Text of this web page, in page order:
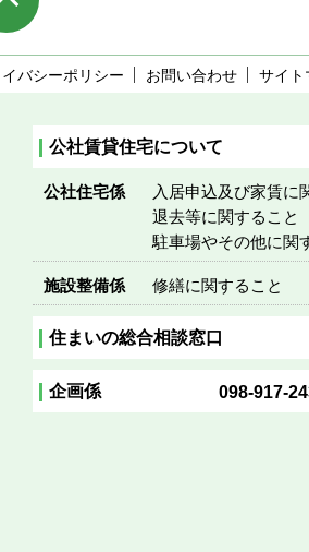
バシーポリシー お問い合わせ サイト
公社賃貸住宅について
公社住宅係
入居申込及び家賃に
退去等に関すること
駐車場やその他に関
施設整備係 修繕に関すること
住まいの総合相談窓口
企画係 098-917-